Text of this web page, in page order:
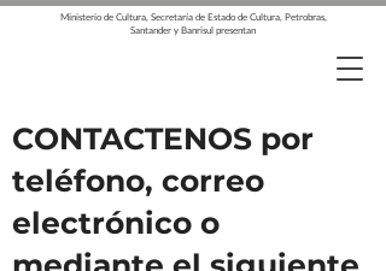
Ministerio de Cultura, Secretaría de Estado de Cultura, Petrobras,
Santander y Banrisul presentan
CONTACTENOS por
teléfono, correo
electrónico o